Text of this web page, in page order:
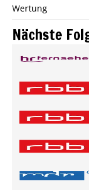
Wertung
Nächste